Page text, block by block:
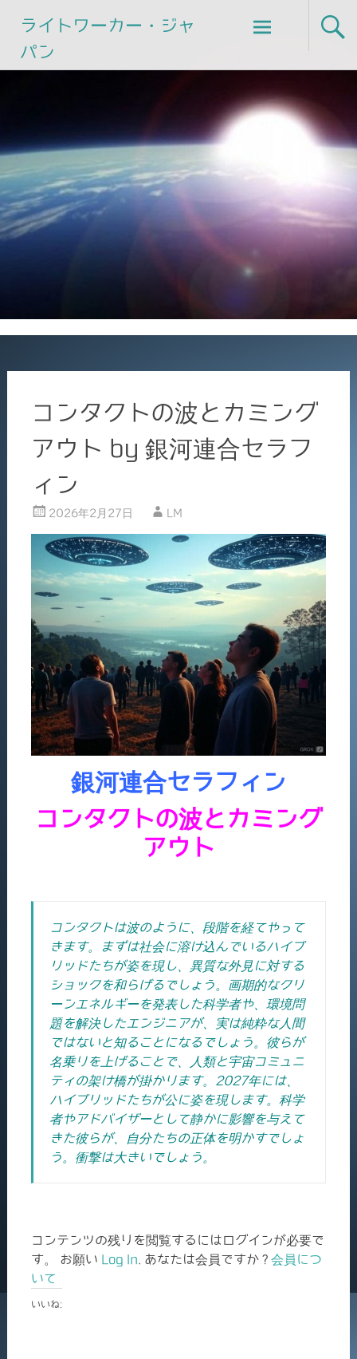
ライトワーカー・ジャ
パン
Skip
to
コンタクトの波とカミング
アウト by 銀河連合セラフ
ィン
2026年2月27日 LM
銀河連合セラフィン
コンタクトの波とカミング
アウト
コンタクトは波のように、段階を経てやって
きます。まずは社会に溶け込んでいるハイブ
リッドたちが姿を現し、異質な外見に対する
ショックを和らげるでしょう。画期的なクリ
ーンエネルギーを発表した科学者や、環境問
題を解決したエンジニアが、実は純粋な人間
ではないと知ることになるでしょう。彼らが
名乗りを上げることで、人類と宇宙コミュニ
ティの架け橋が掛かります。2027年には、
ハイブリッドたちが公に姿を現します。科学
者やアドバイザーとして静かに影響を与えて
きた彼らが、自分たちの正体を明かすでしょ
う。衝撃は大きいでしょう。
コンテンツの残りを閲覧するにはログインが必要で
す。 お願い Log In . あなたは会員ですか ? 会員につ
いて
いいね: